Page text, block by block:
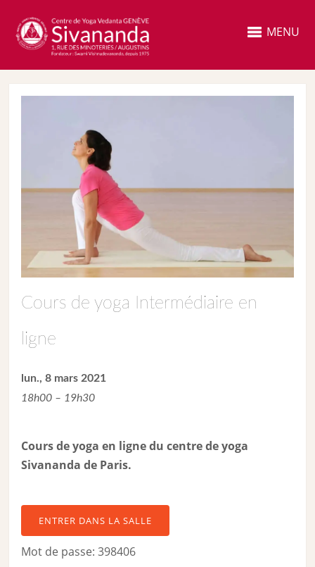
MENU
Cours de yoga Intermédiaire en
ligne
lun., 8 mars 2021
18h00 – 19h30
Cours de yoga en ligne du centre de yoga
Sivananda de Paris.
ENTRER DANS LA SALLE
Mot de passe: 398406